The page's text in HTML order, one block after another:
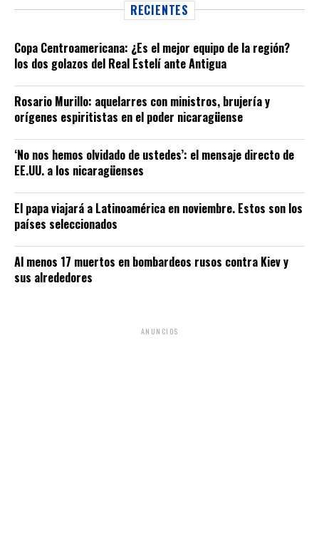
RECIENTES
Copa Centroamericana: ¿Es el mejor equipo de la región?
los dos golazos del Real Estelí ante Antigua
Rosario Murillo: aquelarres con ministros, brujería y
orígenes espiritistas en el poder nicaragüense
‘No nos hemos olvidado de ustedes’: el mensaje directo de
EE.UU. a los nicaragüenses
El papa viajará a Latinoamérica en noviembre. Estos son los
países seleccionados
Al menos 17 muertos en bombardeos rusos contra Kiev y
sus alrededores
ANUNCIOS